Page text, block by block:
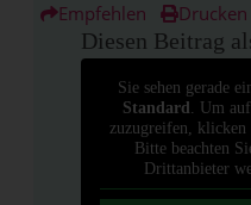
Empfehlen Drucken
Diesen Beitrag
Sie sehen gerade
Standard . Um
zuzugreifen, klicken
Bitte beachten
Drittanbieter